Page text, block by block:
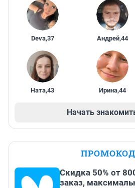
Deva,37 Андрей,44
Ната,43 Ирина,44
Начать
Скидка 50% от
заказ,